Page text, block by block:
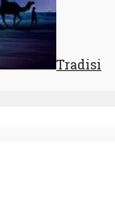
Tradisi